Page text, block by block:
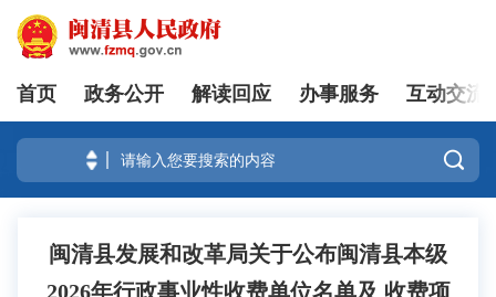
登录
首页 政务公开 解读回应 办事服务 互动交流

闽清县发展和改革局关于公布闽清县本级
2026年行政事业性收费单位名单及 收费项